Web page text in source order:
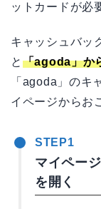
ットカードが必
キャッシュバッ
と 「agoda」か
「agoda」のキ
イページからお
STEP1
マイペー
を開く